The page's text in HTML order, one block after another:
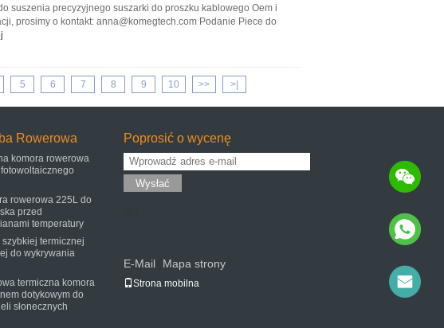
suszenia precyzyjnego suszarki do proszku kablowego Oem i
prosimy o kontakt: anna@komegtech.com Podanie Piece do
5 6 7 8 9 10 >> >|
Rowerowa
komora rowerowa
rowerowa 225L do
przed
temperatury
szybkiej termicznej
do wykrywania
termiczna komora
dotykowym do
słonecznych
Poprosić o wycenę
Wysłać
E-Mail Mapa strony
Strona mobilna